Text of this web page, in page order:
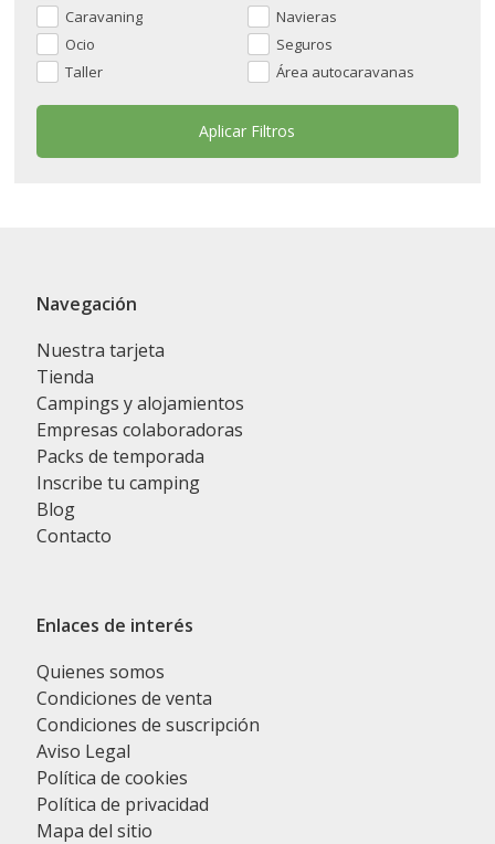
Caravaning
Navieras
Ocio
Seguros
Taller
Área autocaravanas
Navegación
Nuestra tarjeta
Tienda
Campings y alojamientos
Empresas colaboradoras
Packs de temporada
Inscribe tu camping
Blog
Contacto
Enlaces de interés
Quienes somos
Condiciones de venta
Condiciones de suscripción
Aviso Legal
Política de cookies
Política de privacidad
Mapa del sitio